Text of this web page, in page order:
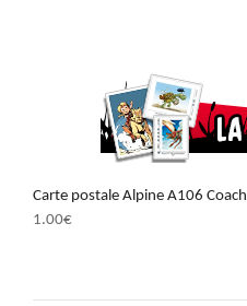
Carte postale Alpine A106 Coach
1.00€